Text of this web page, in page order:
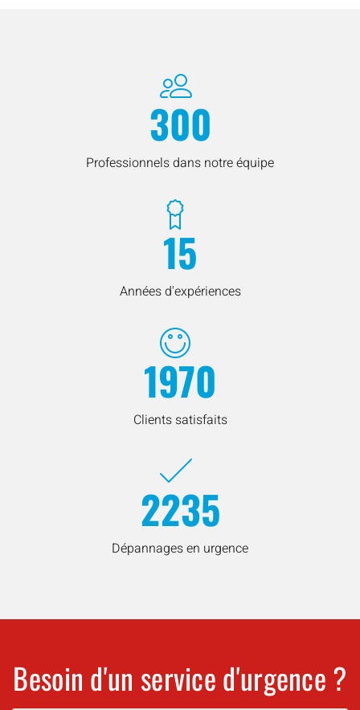
300
Professionnels dans notre équipe
15
Années d'expériences
1970
Clients satisfaits
2235
Dépannages en urgence
Besoin d'un service d'urgence ?